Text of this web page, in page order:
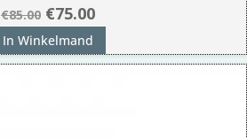
€85.00 Oorspronkelijke
prijs
was:
€75.00Huidige
is:
In Winkelmand